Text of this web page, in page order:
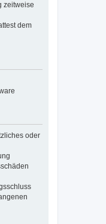
zeitweise
dem
oder